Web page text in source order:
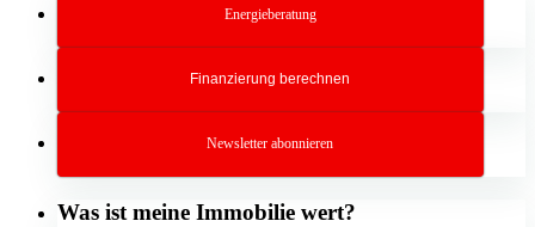
Energieberatung
Finanzierung berechnen
Newsletter abonnieren
Was ist meine Immobilie wert?